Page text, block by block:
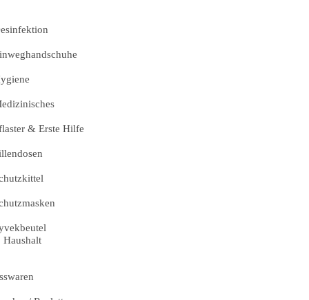
& Erste Hilfe
Haushalt